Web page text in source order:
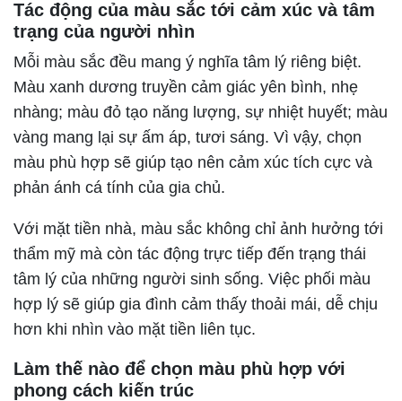
Tác động của màu sắc tới cảm xúc và tâm
trạng của người nhìn
Mỗi màu sắc đều mang ý nghĩa tâm lý riêng biệt.
Màu xanh dương truyền cảm giác yên bình, nhẹ
nhàng; màu đỏ tạo năng lượng, sự nhiệt huyết; màu
vàng mang lại sự ấm áp, tươi sáng. Vì vậy, chọn
màu phù hợp sẽ giúp tạo nên cảm xúc tích cực và
phản ánh cá tính của gia chủ.
Với mặt tiền nhà, màu sắc không chỉ ảnh hưởng tới
thẩm mỹ mà còn tác động trực tiếp đến trạng thái
tâm lý của những người sinh sống. Việc phối màu
hợp lý sẽ giúp gia đình cảm thấy thoải mái, dễ chịu
hơn khi nhìn vào mặt tiền liên tục.
Làm thế nào để chọn màu phù hợp với
phong cách kiến trúc